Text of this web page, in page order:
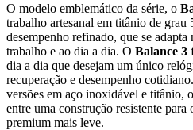
O modelo emblemático da série, o
trabalho artesanal em titânio de grau
desempenho refinado, que se
trabalho e ao dia a dia. O Balance 3
dia a dia que desejam um único
recuperação e desempenho
versões em aço inoxidável e titânio,
entre uma construção resistente
premium mais leve.